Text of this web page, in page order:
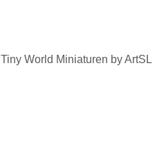
Tiny World Miniaturen by ArtSL